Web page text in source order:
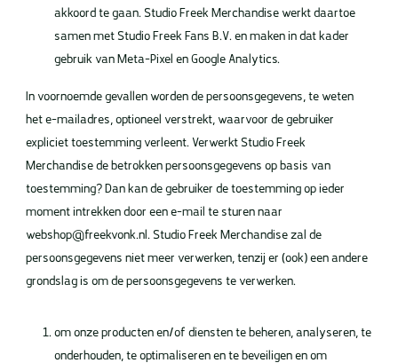
akkoord te gaan. Studio Freek Merchandise werkt daartoe
samen met Studio Freek Fans B.V. en maken in dat kader
gebruik van Meta-Pixel en Google Analytics.
In voornoemde gevallen worden de persoonsgegevens, te weten
het e-mailadres, optioneel verstrekt, waarvoor de gebruiker
expliciet toestemming verleent. Verwerkt Studio Freek
Merchandise de betrokken persoonsgegevens op basis van
toestemming? Dan kan de gebruiker de toestemming op ieder
moment intrekken door een e-mail te sturen naar
webshop@freekvonk.nl. Studio Freek Merchandise zal de
persoonsgegevens niet meer verwerken, tenzij er (ook) een andere
grondslag is om de persoonsgegevens te verwerken.
om onze producten en/of diensten te beheren, analyseren, te
onderhouden, te optimaliseren en te beveiligen en om